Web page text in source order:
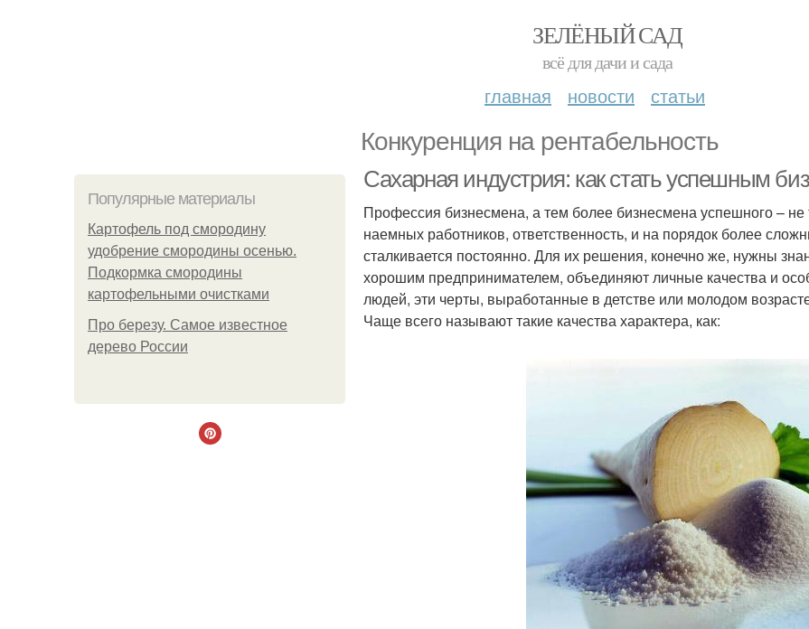
ЗЕЛЁНЫЙ САД
всё для дачи и сада
главная новости статьи
Конкуренция на рентабельность
Популярные материалы
Картофель под смородину
удобрение смородины осенью.
Подкормка смородины
картофельными очистками
Про березу. Самое известное
дерево России
Сахарная индустрия: как стать успешным
Профессия бизнесмена, а тем более бизнесмена успешного –
наемных работников, ответственность, и на порядок более
сталкивается постоянно. Для их решения, конечно же, нужны
хорошим предпринимателем, объединяют личные качества и
людей, эти черты, выработанные в детстве или молодом
Чаще всего называют такие качества характера, как: